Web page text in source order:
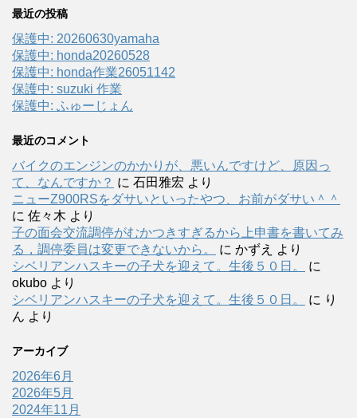
最近の投稿
保護中: 20260630yamaha
保護中: honda20260528
保護中: honda作業26051142
保護中: suzuki 作業
保護中: ふゅーじょん
最近のコメント
バイクのエンジンのかかりが、悪いんですけど、原因っ
て、なんですか？ に 石田雅宏 より
ニューZ900RSをダサいといったやつ、お前がダサい＾＾
に 佐々木 より
子の面会交流調停がむかつきすぎるから上申書を書いてみ
る，調停委員は変更できないから。
に かずえ
より
シベリアンハスキーの子犬を迎えて。生後５０日。
に
okubo より
シベリアンハスキーの子犬を迎えて。生後５０日。
に り
ん より
アーカイブ
2026年6月
2026年5月
2024年11月